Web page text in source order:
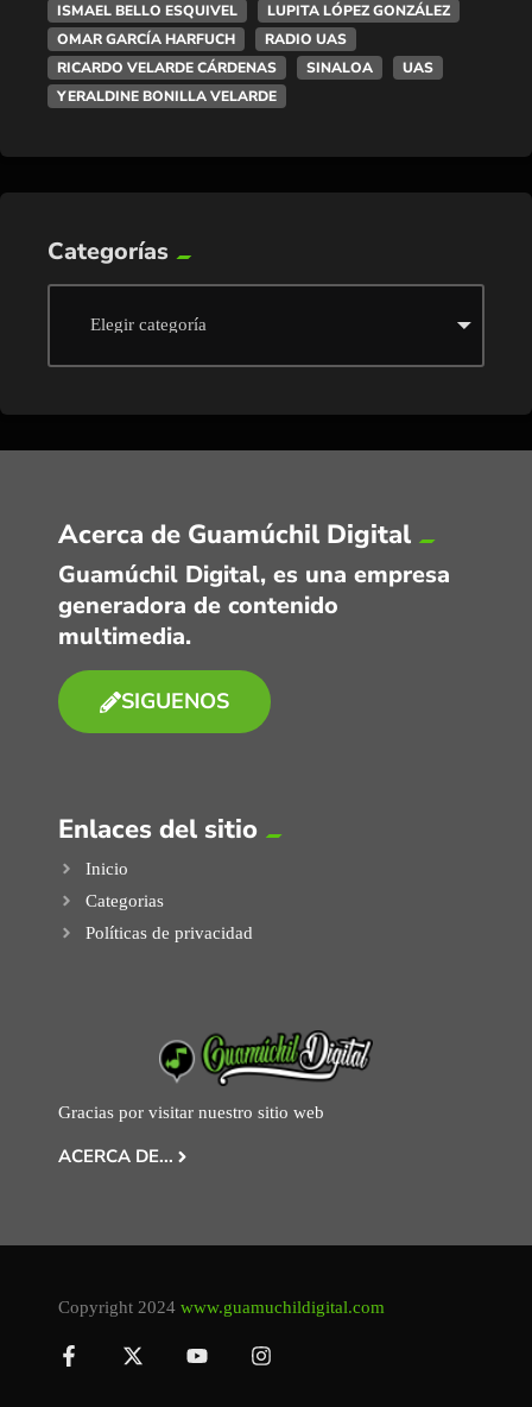
ISMAEL BELLO ESQUIVEL
LUPITA LÓPEZ GONZÁLEZ
OMAR GARCÍA HARFUCH
RADIO UAS
RICARDO VELARDE CÁRDENAS
SINALOA
UAS
YERALDINE BONILLA VELARDE
Categorías
Acerca de Guamúchil Digital
Guamúchil Digital, es una empresa
generadora de contenido
multimedia.
SIGUENOS
Enlaces del sitio
Inicio
Categorias
Políticas de privacidad
Gracias por visitar nuestro sitio web
ACERCA DE...
Copyright 2024 www.guamuchildigital.com